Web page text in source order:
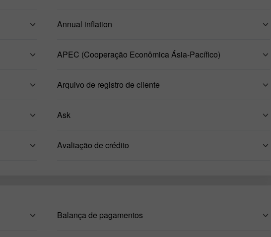
Annual inflation
APEC (Cooperação Econômica Ásia-Pacífico)
Arquivo de registro de cliente
Ask
Avaliação de crédito
Balança de pagamentos